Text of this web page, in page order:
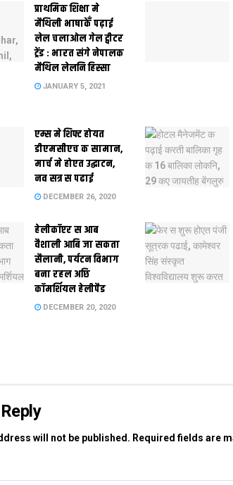
प्राथमिक शि‍क्षा मे
मैथि‍ली भाषाकेँ पढ़ाई
लेल चलाओल गेल ट्वीटर
ट्रेंड : भारत संगे नेपालक
मैथिल लेलनि हिस्सा
JANUARY 5, 2021
एम्स मे शिफ्ट होयत
डीएमसीएच क सामान,
मार्च मे होएत उद्घाटन,
नव सत्र स पढाई
DECEMBER 26, 2020
हेलीकॉप्टर स आब
वैशाली आबि जा सकता
सैलानी, पर्यटन विभाग
बना रहल अछि
कॉमर्शियल हेलीपैड
DECEMBER 20, 2020
will not be published. Required fields are